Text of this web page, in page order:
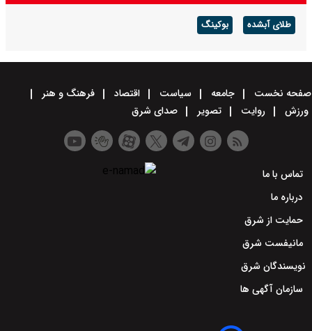
طلای آبشده بوکینگ
صفحه نخست جامعه سیاست اقتصاد
فرهنگ و هنر
ورزش
روایت تصویر صدای شرق
تماس با ما
درباره ما
حمایت از شرق
مانیفست شرق
نویسندگان شرق
سازمان آگهی ها